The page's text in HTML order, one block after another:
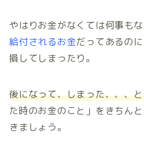
やはりお金がなくては何事も
給付されるお金だってあるの
損してしまったり。
後になって、しまった、、、
た時のお金のこと」をきちん
きましょう。